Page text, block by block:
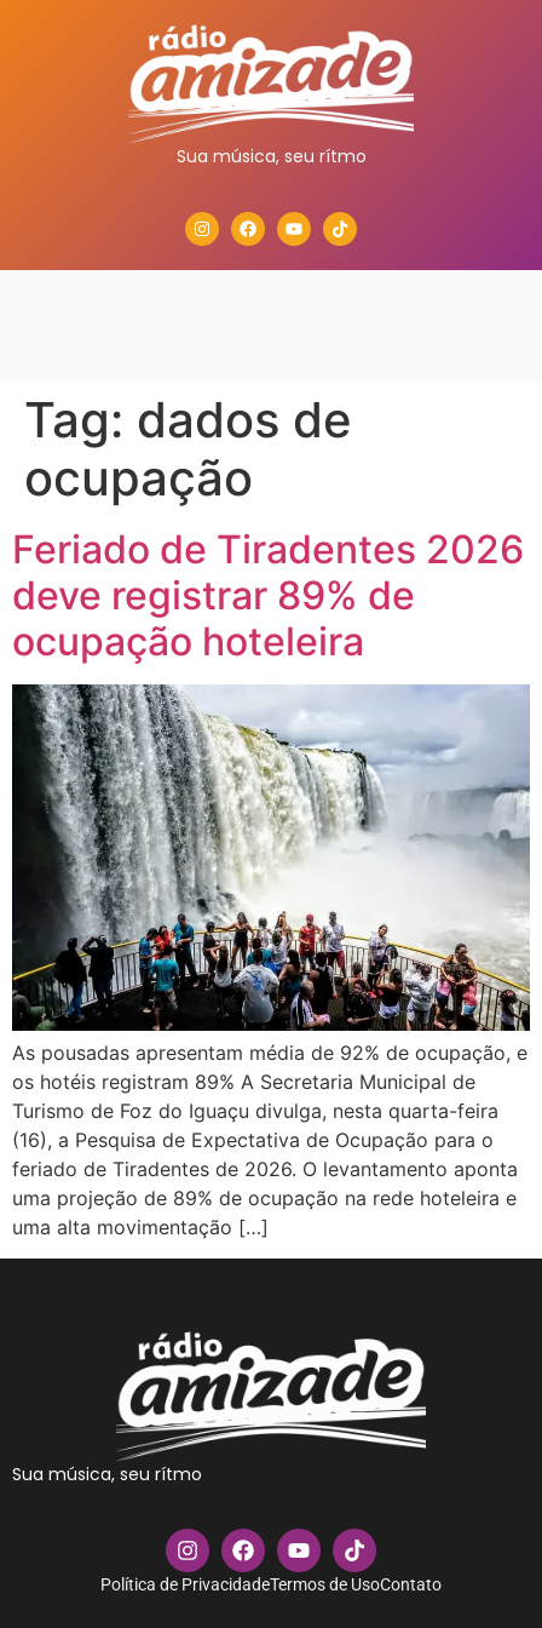
Sua música, seu rítmo
Tag: dados de
ocupação
Feriado de Tiradentes 2026
deve registrar 89% de
ocupação hoteleira
As pousadas apresentam média de 92% de ocupação, e
os hotéis registram 89% A Secretaria Municipal de
Turismo de Foz do Iguaçu divulga, nesta quarta-feira
(16), a Pesquisa de Expectativa de Ocupação para o
feriado de Tiradentes de 2026. O levantamento aponta
uma projeção de 89% de ocupação na rede hoteleira e
uma alta movimentação […]
Sua música, seu rítmo
Política de PrivacidadeTermos de UsoContato